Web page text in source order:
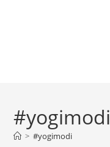
#yogimodi
> #yogimodi